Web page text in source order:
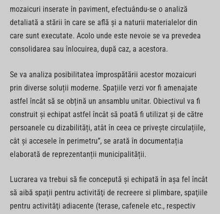
mozaicuri inserate în paviment, efectuându-se o analiză
detaliată a stării în care se află și a naturii materialelor din
care sunt executate. Acolo unde este nevoie se va prevedea
consolidarea sau înlocuirea, după caz, a acestora.
Se va analiza posibilitatea împrospătării acestor mozaicuri
prin diverse soluții moderne. Spațiile verzi vor fi amenajate
astfel încât să se obțină un ansamblu unitar. Obiectivul va fi
construit şi echipat astfel încât să poată fi utilizat şi de către
persoanele cu dizabilități, atât în ceea ce privește circulațiile,
cât și accesele în perimetru”, se arată în documentația
elaborată de reprezentanții municipalității.
Lucrarea va trebui să fie concepută şi echipată în aşa fel încât
să aibă spaţii pentru activităţi de recreere si plimbare, spaţiile
pentru activităţi adiacente (terase, cafenele etc., respectiv